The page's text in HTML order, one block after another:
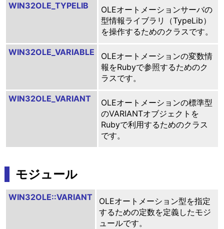
WIN32OLE_TYPELIB
OLEオートメーションサーバの
型情報ライブラリ（TypeLib）
を操作するためのクラスです。
WIN32OLE_VARIABLE
OLEオートメーションの変数情
報をRubyで参照するためのク
ラスです。
WIN32OLE_VARIANT
OLEオートメーションの標準型
のVARIANTオブジェクトを
Rubyで利用するためのクラス
です。
モジュール
WIN32OLE::VARIANT
OLEオートメーション型を指定
するための定数を定義したモジ
ュールです。